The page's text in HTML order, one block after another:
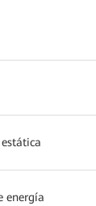
energía